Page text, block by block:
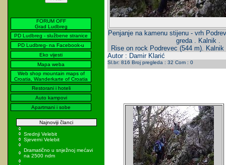
FORUM OFF
Grad Ludbreg
PD Ludbreg - službene stranice
PD Ludbreg- na Facebook-u
Eko vijesti
Mapa weba
Web shop mountain maps of
Croatia, Wanderkarte of Croatia
Restorani i hoteli
Auto kampovi
Apartmani i sobe
Najnoviji članci
Srednji Velebit
Sjeverni Velebit
Dramatično u snježnoj mećavi
na 2500 ndm
Penjanje na kamenu stijenu - vrh
greda . Kalnik .
Rise on rock Podrevec (544 m).
Autor : Damir Klarić
Sl.br: 816 Broj pregleda : 32 Com : 0